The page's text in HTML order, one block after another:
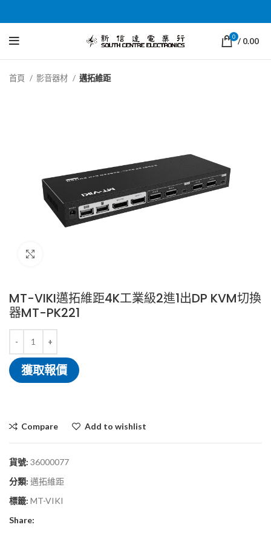
0 / 0.00
首頁 影音器材 邁拓維距
MT-VIKI邁拓維距4K工業級2進1出DP KVM切換
器MT-PK221
獲取報價
Compare Add to wishlist
貨號: 36000077
分類: 邁拓維距
標籤: MT-VIKI
Share: